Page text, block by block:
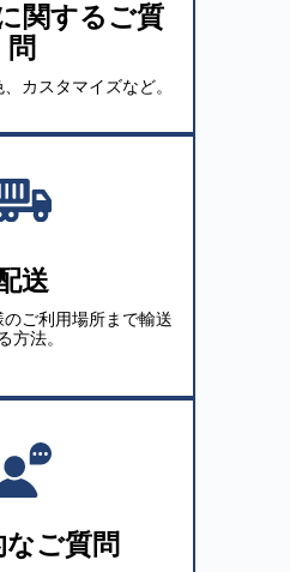
関するご質
問
カスタマイズなど。
送
ご利用場所まで輸送
方法。
なご質問